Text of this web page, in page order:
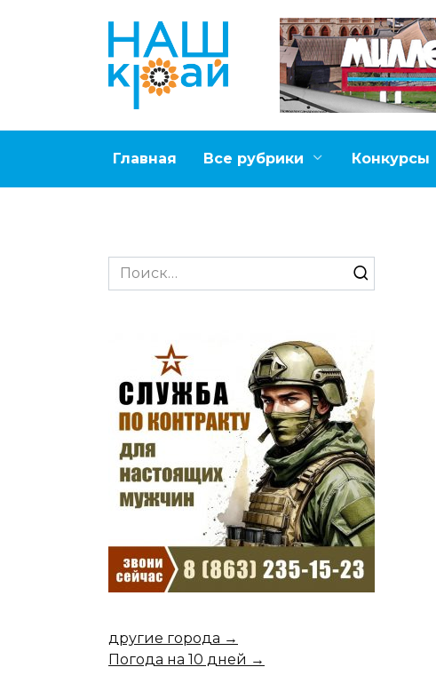
Главная Все рубрики Конкурсы
Search
for:
другие города →
Погода на 10 дней →